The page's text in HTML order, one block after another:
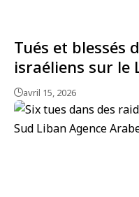
Tués et blessés
israéliens sur le
avril 15, 2026